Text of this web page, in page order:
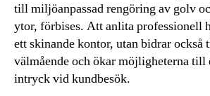
till miljöanpassad rengöring av golv
ytor, förbises. Att anlita professionell
ett skinande kontor, utan bidrar också
välmående och ökar möjligheterna till
intryck vid kundbesök.